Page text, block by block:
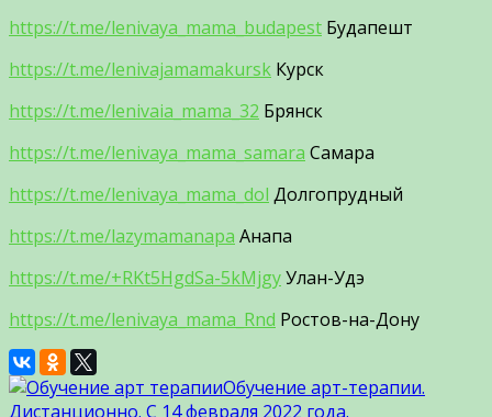
https://t.me/lenivaya_mama_budapest Будапешт
https://t.me/lenivajamamakursk Курск
https://t.me/lenivaia_mama_32 Брянск
https://t.me/lenivaya_mama_samara Самара
https://t.me/lenivaya_mama_dol Долгопрудный
https://t.me/lazymamanapa Анапа
https://t.me/+RKt5HgdSa-5kMjgyУлан-Удэ
https://t.me/lenivaya_mama_Rnd Ростов-на-Дону
Обучение арт-терапии.
Дистанционно. С 14 февраля 2022 года.